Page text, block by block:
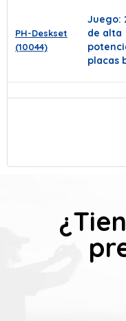
PH-Deskset
(10044)
Juego:
de alta
placas